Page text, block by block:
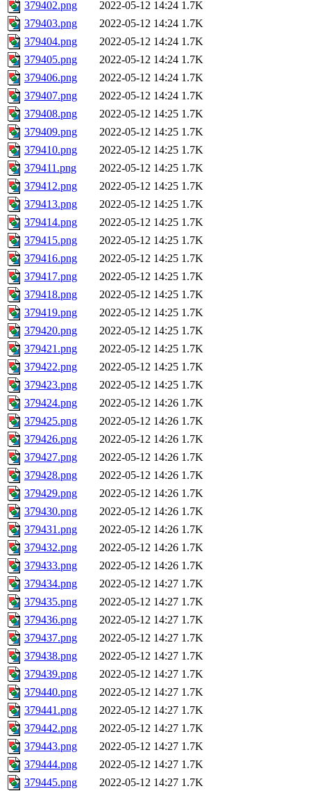
379402.png
2022-05-12 14:24 1.7K
379403.png
2022-05-12 14:24 1.7K
379404.png
2022-05-12 14:24 1.7K
379405.png
2022-05-12 14:24 1.7K
379406.png
2022-05-12 14:24 1.7K
379407.png
2022-05-12 14:24 1.7K
379408.png
2022-05-12 14:25 1.7K
379409.png
2022-05-12 14:25 1.7K
379410.png
2022-05-12 14:25 1.7K
379411.png
2022-05-12 14:25 1.7K
379412.png
2022-05-12 14:25 1.7K
379413.png
2022-05-12 14:25 1.7K
379414.png
2022-05-12 14:25 1.7K
379415.png
2022-05-12 14:25 1.7K
379416.png
2022-05-12 14:25 1.7K
379417.png
2022-05-12 14:25 1.7K
379418.png
2022-05-12 14:25 1.7K
379419.png
2022-05-12 14:25 1.7K
379420.png
2022-05-12 14:25 1.7K
379421.png
2022-05-12 14:25 1.7K
379422.png
2022-05-12 14:25 1.7K
379423.png
2022-05-12 14:25 1.7K
379424.png
2022-05-12 14:26 1.7K
379425.png
2022-05-12 14:26 1.7K
379426.png
2022-05-12 14:26 1.7K
379427.png
2022-05-12 14:26 1.7K
379428.png
2022-05-12 14:26 1.7K
379429.png
2022-05-12 14:26 1.7K
379430.png
2022-05-12 14:26 1.7K
379431.png
2022-05-12 14:26 1.7K
379432.png
2022-05-12 14:26 1.7K
379433.png
2022-05-12 14:26 1.7K
379434.png
2022-05-12 14:27 1.7K
379435.png
2022-05-12 14:27 1.7K
379436.png
2022-05-12 14:27 1.7K
379437.png
2022-05-12 14:27 1.7K
379438.png
2022-05-12 14:27 1.7K
379439.png
2022-05-12 14:27 1.7K
379440.png
2022-05-12 14:27 1.7K
379441.png
2022-05-12 14:27 1.7K
379442.png
2022-05-12 14:27 1.7K
379443.png
2022-05-12 14:27 1.7K
379444.png
2022-05-12 14:27 1.7K
379445.png
2022-05-12 14:27 1.7K